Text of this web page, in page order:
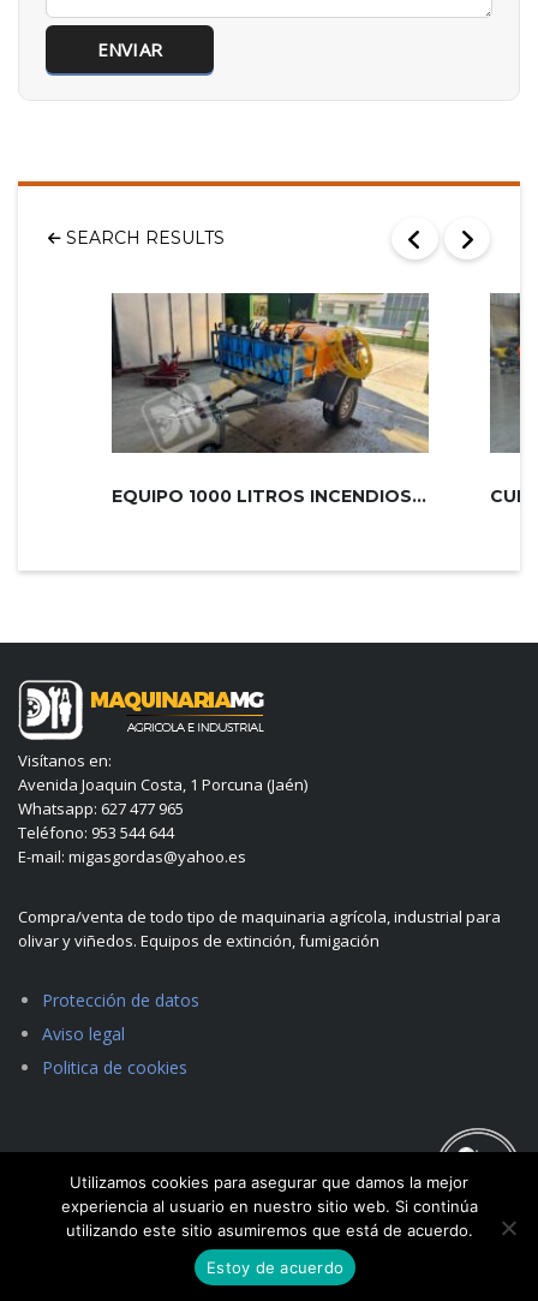
SEARCH RESULTS
EQUIPO 1000 LITROS INCENDIOS PLUS 2...
Visítanos en:
Avenida Joaquin Costa, 1 Porcuna (Jaén)
Whatsapp: 627 477 965
Teléfono: 953 544 644
E-mail: migasgordas@yahoo.es
Compra/venta de todo tipo de maquinaria agrícola, industrial para
olivar y viñedos. Equipos de extinción, fumigación
Protección de datos
Aviso legal
Politica de cookies
Utilizamos cookies para asegurar que damos la mejor
experiencia al usuario en nuestro sitio web. Si continúa
utilizando este sitio asumiremos que está de acuerdo.
Estoy de acuerdo